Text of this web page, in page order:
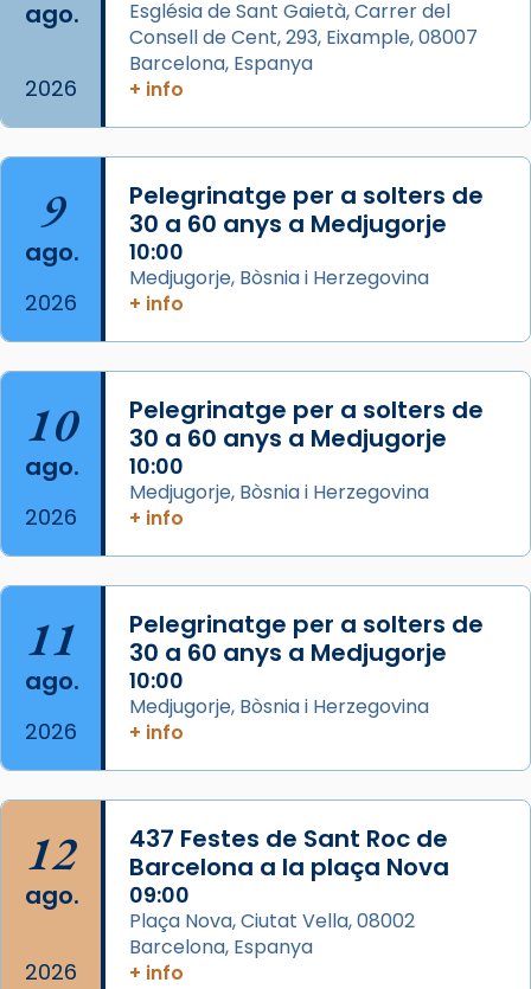
Aquest dilluns, 27 de juliol, ha tingut lloc la
missa d’acció de gràcies en agraïment al
comitè organitzador de la visita apostòlica
L’arquebisbe de Barcelona, el cardenal Joan
Josep Omella, ha presidit la missa i l’ha
concelebrat el bisbe auxiliar de Barcelona,
Mons. David Abadías.
📸 Dr. G. Simón
Foto
Arquebisbat de Barcelona
2 weeks ago
Memòria de les santes Juliana i
Acompanyant la història de sant Cugat, a
partir de l’Edat Mitjana sorgeix la tradició
que les santes Juliana (“relatiu a Júlia”) i
Semproniana (“relatiu a Semprònia =
eterna”) són deixebles seves. I l’any 1667, el
frare Joan Gaspar Roig, afirma en una obra
que les santes són filles de l’antiga Iluro.
Mataró en reivindicarà les relíq
Foto
View on Facebook · Share
ago.
2026
Església de Sant Gaietà, Carrer del
Consell de Cent, 293, Eixample, 08007
Barcelona, Espanya
+ info
9
ago.
2026
Pelegrinatge per a solters de
30 a 60 anys a Medjugorje
10:00
Medjugorje, Bòsnia i Herzegovina
+ info
10
ago.
2026
Pelegrinatge per a solters de
30 a 60 anys a Medjugorje
10:00
Medjugorje, Bòsnia i Herzegovina
+ info
11
ago.
2026
Pelegrinatge per a solters de
30 a 60 anys a Medjugorje
10:00
Medjugorje, Bòsnia i Herzegovina
+ info
12
ago.
2026
437 Festes de Sant Roc de
Barcelona a la plaça Nova
09:00
Plaça Nova, Ciutat Vella, 08002
Barcelona, Espanya
+ info